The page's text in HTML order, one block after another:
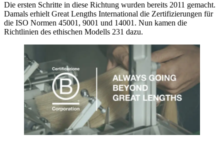
Die ersten Schritte in diese Richtung wurden bereits 2011 gemacht.
Damals erhielt Great Lengths International die Zertifizierungen für
die ISO Normen 45001, 9001 und 14001. Nun kamen die
Richtlinien des ethischen Modells 231 dazu.